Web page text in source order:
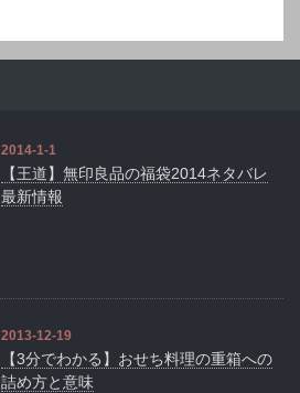
2014-1-1
【王道】無印良品の福袋2014ネタバレ
最新情報
2013-12-19
【3分でわかる】おせち料理の重箱への
詰め方と意味